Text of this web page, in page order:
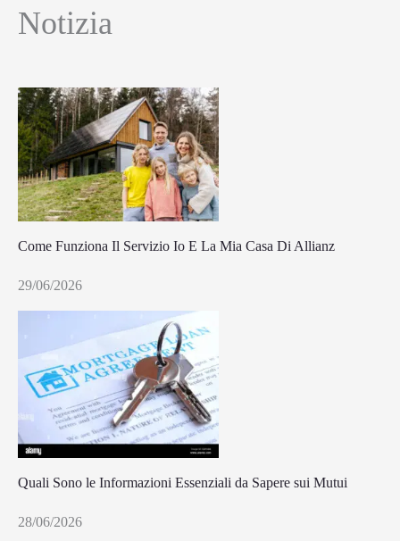
Notizia
Come Funziona Il Servizio Io E La Mia Casa Di Allianz
29/06/2026
Quali Sono le Informazioni Essenziali da Sapere sui Mutui
28/06/2026